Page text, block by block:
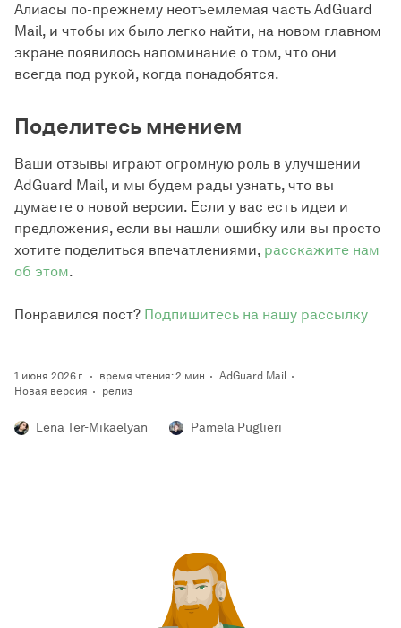
Алиасы по-прежнему неотъемлемая часть AdGuard
Mail, и чтобы их было легко найти, на новом главном
экране появилось напоминание о том, что они
всегда под рукой, когда понадобятся.
Поделитесь мнением
Ваши отзывы играют огромную роль в улучшении
AdGuard Mail, и мы будем рады узнать, что вы
думаете о новой версии. Если у вас есть идеи и
предложения, если вы нашли ошибку или вы просто
хотите поделиться впечатлениями, расскажите нам
об этом.
Понравился пост? Подпишитесь на нашу рассылку
1 июня 2026 г. время чтения: 2 мин
AdGuard Mail
Новая версия
релиз
Lena Ter-Mikaelyan Pamela Puglieri